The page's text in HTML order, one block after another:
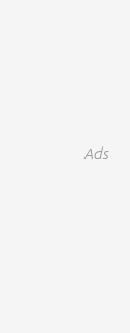
Ads